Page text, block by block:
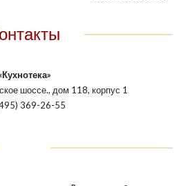
шоссе., дом 118, корпус 1
369-26-55